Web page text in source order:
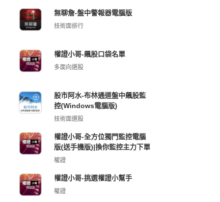
無聊詹-盤中警報器電腦版
技術面排行
權證小哥-飆股口袋名單
多面向選股
股市阿水-布林通道盤中飆股監
控(Windows電腦版)
技術面選股
權證小哥-全方位獨門監控電腦
版(送手機版)|換你監控主力下單
權證
權證小哥-挑選權證小幫手
權證